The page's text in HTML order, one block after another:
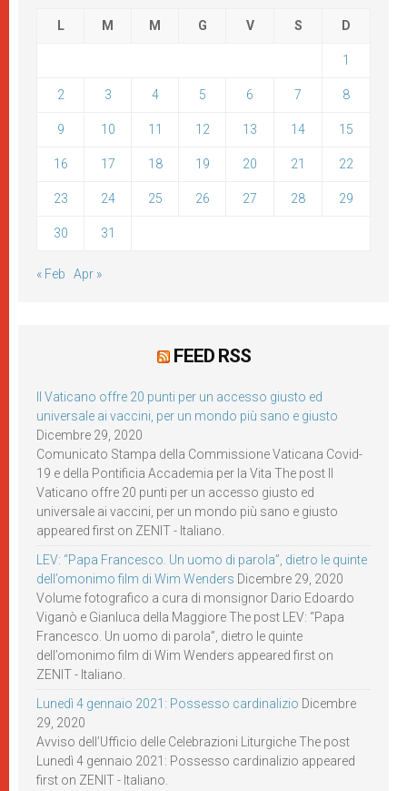
L M M G V S D
1
2 3 4 5 6 7 8
9 10 11 12 13 14 15
16 17 18 19 20 21 22
23 24 25 26 27 28 29
30 31
« Feb Apr »
FEED RSS
Il Vaticano offre 20 punti per un accesso giusto ed
universale ai vaccini, per un mondo più sano e giusto
Dicembre 29, 2020
Comunicato Stampa della Commissione Vaticana Covid-
19 e della Pontificia Accademia per la Vita The post Il
Vaticano offre 20 punti per un accesso giusto ed
universale ai vaccini, per un mondo più sano e giusto
appeared first on ZENIT - Italiano.
LEV: “Papa Francesco. Un uomo di parola”, dietro le quinte
dell’omonimo film di Wim Wenders Dicembre 29, 2020
Volume fotografico a cura di monsignor Dario Edoardo
Viganò e Gianluca della Maggiore The post LEV: “Papa
Francesco. Un uomo di parola”, dietro le quinte
dell’omonimo film di Wim Wenders appeared first on
ZENIT - Italiano.
Lunedì 4 gennaio 2021: Possesso cardinalizio Dicembre
29, 2020
Avviso dell’Ufficio delle Celebrazioni Liturgiche The post
Lunedì 4 gennaio 2021: Possesso cardinalizio appeared
first on ZENIT - Italiano.